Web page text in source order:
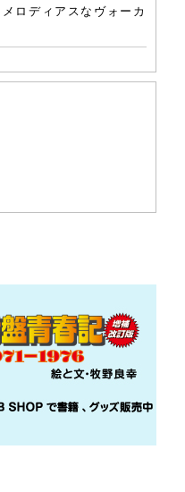
ロディアスなヴォーカ